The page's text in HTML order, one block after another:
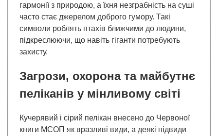
гармонії з природою, а їхня незграбність на суші
часто стає джерелом доброго гумору. Такі
символи роблять птахів ближчими до людини,
підкреслюючи, що навіть гіганти потребують
захисту.
Загрози, охорона та майбутнє
пеліканів у мінливому світі
Кучерявий і сірий пелікан внесено до Червоної
книги МСОП як вразливі види, а деякі підвиди